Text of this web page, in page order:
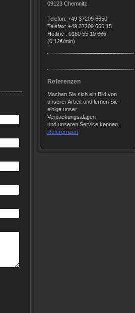
09123 Chemnitz
Telefon: +49 37209 6650
Telefax: +49 37209 665 15
Hotline : 0180 55 10 666
(0,12€/min)
Referenzen
Machen Sie sich ein Bild von
unserer Arbeit und lernen Sie
einige unser
Verpackungsalagen
und unseren Service kennen.
Referernzen